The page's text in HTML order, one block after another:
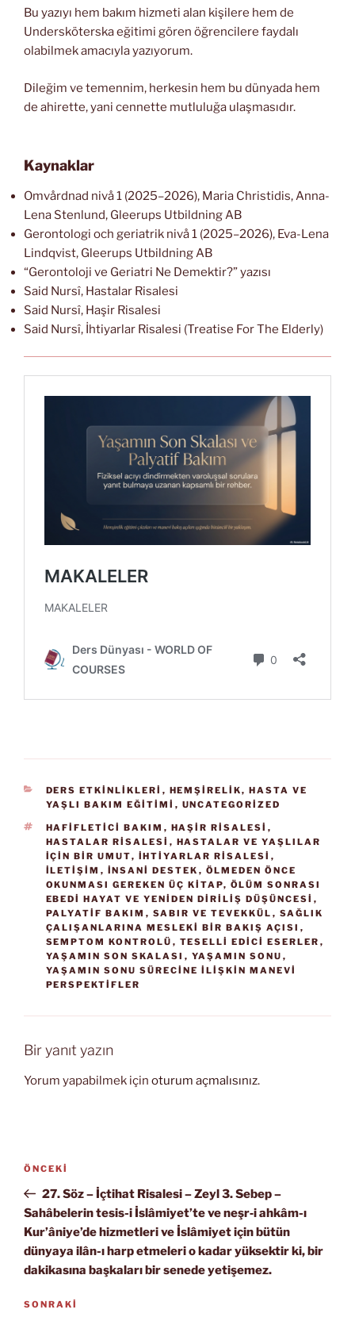
Bu yazıyı hem bakım hizmeti alan kişilere hem de
Undersköterska eğitimi gören öğrencilere faydalı
olabilmek amacıyla yazıyorum.
Dileğim ve temennim, herkesin hem bu dünyada hem
de ahirette, yani cennette mutluluğa ulaşmasıdır.
Kaynaklar
Omvårdnad nivå 1 (2025–2026), Maria Christidis, Anna-
Lena Stenlund, Gleerups Utbildning AB
Gerontologi och geriatrik nivå 1 (2025–2026), Eva-Lena
Lindqvist, Gleerups Utbildning AB
“Gerontoloji ve Geriatri Ne Demektir?” yazısı
Said Nursî, Hastalar Risalesi
Said Nursî, Haşir Risalesi
Said Nursî, İhtiyarlar Risalesi (Treatise For The Elderly)
KATEGORILER
DERS ETKİNLİKLERİ , HEMŞIRELIK, HASTA VE
YAŞLI BAKIM EĞITIMI , UNCATEGORIZED
ETIKETLER
HAFIFLETICI BAKIM , HAŞIR RISALESI ,
HASTALAR RISALESI , HASTALAR VE YAŞLILAR
IÇIN BIR UMUT, İHTIYARLAR RISALESI ,
ILETIŞIM , INSANI DESTEK , ÖLMEDEN ÖNCE
OKUNMASI GEREKEN ÜÇ KITAP, ÖLÜM SONRASI
EBEDI HAYAT VE YENIDEN DIRILIŞ DÜŞÜNCESI ,
PALYATIF BAKIM , SABIR VE TEVEKKÜL , SAĞLIK
ÇALIŞANLARINA MESLEKI BIR BAKIŞ AÇISI ,
SEMPTOM KONTROLÜ , TESELLI EDICI ESERLER ,
YAŞAMIN SON SKALASI , YAŞAMIN SONU ,
YAŞAMIN SONU SÜRECINE İLIŞKIN MANEVI
PERSPEKTIFLER
Bir yanıt yazın
Yorum yapabilmek için oturum açmalısınız.
Yazı
gezinmesi
Önceki
Yazı
ÖNCEKI
27. Söz – İçtihat Risalesi – Zeyl 3. Sebep –
Sahâbelerin tesis-i İslâmiyet’te ve neşr‑i ahkâm-ı
Kur’âniye’de hizmetleri ve İslâmiyet için bütün
dünyaya ilân-ı harp etmeleri o kadar yüksektir ki, bir
dakikasına başkaları bir senede yetişemez.
Sonraki
SONRAKI